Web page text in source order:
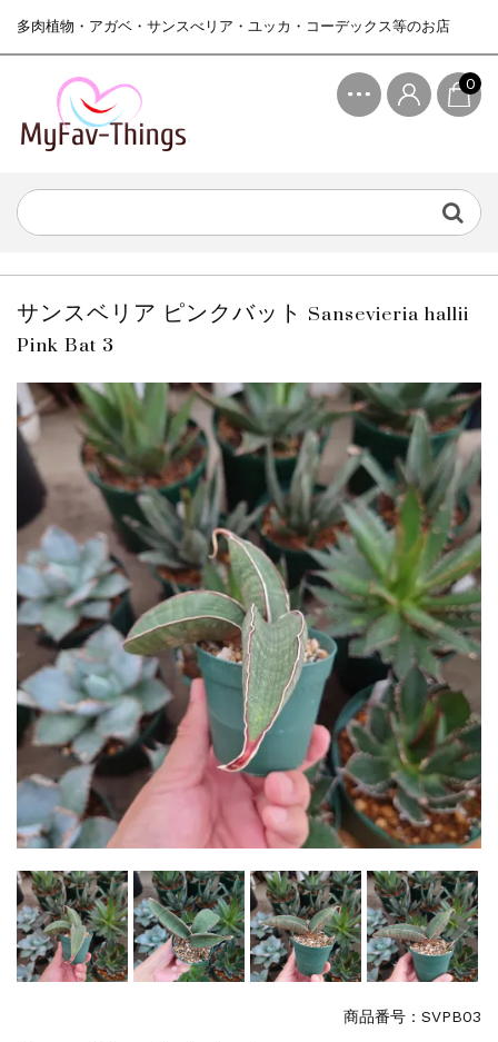
多肉植物・アガベ・サンスべリア・ユッカ・コーデックス等のお店
0
サンスベリア ピンクバット Sansevieria hallii
Pink Bat 3
商品番号：SVPB03